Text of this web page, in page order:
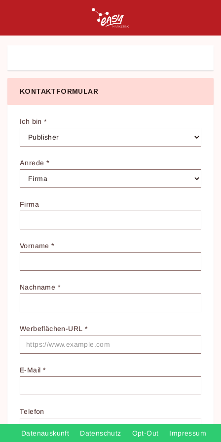
KONTAKTFORMULAR
Ich bin*
Anrede *
Firma
Vorname*
Nachname *
Werbeflächen-URL *
E-Mail *
Telefon
Datenauskunft Datenschutz Opt-Out Impressum